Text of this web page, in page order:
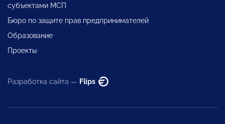
субъектами МСП
Бюро по защите прав предпринимателей
Образование
Проекты
Разработка сайта — Flips